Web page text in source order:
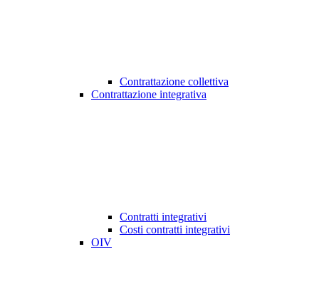
Contrattazione collettiva
Contrattazione integrativa
Contratti integrativi
Costi contratti integrativi
OIV